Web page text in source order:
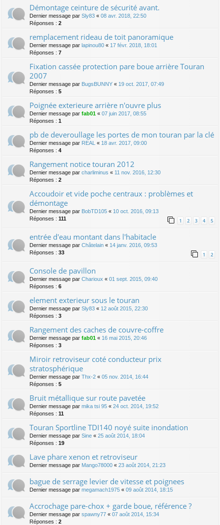
Démontage ceinture de sécurité avant.
Dernier message par Sly83 « 08 avr. 2018, 22:50
Réponses : 2
remplacement rideau de toit panoramique
Dernier message par lapinou80 « 17 févr. 2018, 18:01
Réponses : 7
Fixation cassée protection pare boue arrière Touran
2007
Dernier message par BugsBUNNY « 19 oct. 2017, 07:49
Réponses : 5
Poignée exterieure arrière n'ouvre plus
Dernier message par fab01 « 07 juin 2017, 08:55
Réponses : 1
pb de deveroullage les portes de mon touran par la clé
Dernier message par REAL « 18 avr. 2017, 09:00
Réponses : 4
Rangement notice touran 2012
Dernier message par charliminus « 11 nov. 2016, 12:30
Réponses : 2
Accoudoir et vide poche centraux : problèmes et
démontage
Dernier message par BobTD105 « 10 oct. 2016, 09:13
Réponses : 111 1 2 3 4 5
entrée d'eau montant dans l'habitacle
Dernier message par Châtelain « 14 janv. 2016, 09:53
Réponses : 33 1 2
Console de pavillon
Dernier message par Charioux « 01 sept. 2015, 09:40
Réponses : 6
element exterieur sous le touran
Dernier message par Sly83 « 12 août 2015, 22:30
Réponses : 3
Rangement des caches de couvre-coffre
Dernier message par fab01 « 16 mai 2015, 20:46
Réponses : 3
Miroir retroviseur coté conducteur prix
stratosphérique
Dernier message par Thx-2 « 05 nov. 2014, 16:44
Réponses : 5
Bruit métallique sur route pavetée
Dernier message par mika tsi 95 « 24 oct. 2014, 19:52
Réponses : 11
Touran Sportline TDI140 noyé suite inondation
Dernier message par Sine « 25 août 2014, 18:04
Réponses : 19
Lave phare xenon et retroviseur
Dernier message par Mango78000 « 23 août 2014, 21:23
bague de serrage levier de vitesse et poignees
Dernier message par megamach1975 « 09 août 2014, 18:15
Accrochage pare-chox + garde boue, référence ?
Dernier message par spawny77 « 07 août 2014, 15:34
Réponses : 2